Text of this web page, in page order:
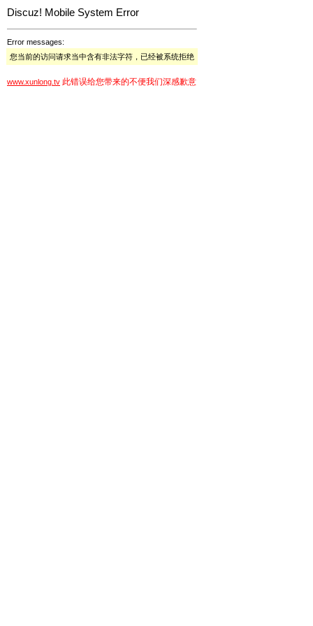
Discuz! Mobile System Error
Error messages:
您当前的访问请求当中含有非法字符，已经被系统拒绝
www.xunlong.tv 此错误给您带来的不便我们深感歉意